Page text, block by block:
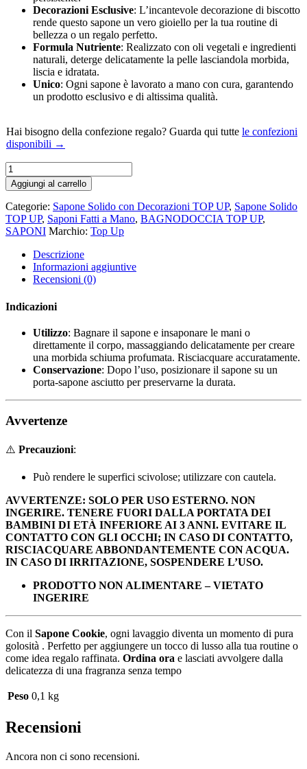
Decorazioni Esclusive: L’incantevole decorazione di biscotto
rende questo sapone un vero gioiello per la tua routine di
bellezza o un regalo perfetto.
Formula Nutriente: Realizzato con oli vegetali e ingredienti
naturali, deterge delicatamente la pelle lasciandola morbida,
liscia e idratata.
Unico: Ogni sapone è lavorato a mano con cura, garantendo
un prodotto esclusivo e di altissima qualità.
Hai bisogno della confezione regalo? Guarda qui tutte le confezioni
disponibili →
Aggiungi al carrello
Categorie: Sapone Solido con Decorazioni TOP UP, Sapone Solido
TOP UP, Saponi Fatti a Mano, BAGNODOCCIA TOP UP,
SAPONI Marchio: Top Up
Descrizione
Informazioni aggiuntive
Recensioni (0)
Indicazioni
Utilizzo: Bagnare il sapone e insaponare le mani o
direttamente il corpo, massaggiando delicatamente per creare
una morbida schiuma profumata. Risciacquare accuratamente.
Conservazione: Dopo l’uso, posizionare il sapone su un
porta-sapone asciutto per preservarne la durata.
Avvertenze
⚠️ Precauzioni:
Può rendere le superfici scivolose; utilizzare con cautela.
AVVERTENZE: SOLO PER USO ESTERNO. NON
INGERIRE. TENERE FUORI DALLA PORTATA DEI
BAMBINI DI ETÀ INFERIORE AI 3 ANNI. EVITARE IL
CONTATTO CON GLI OCCHI; IN CASO DI CONTATTO,
RISCIACQUARE ABBONDANTEMENTE CON ACQUA.
IN CASO DI IRRITAZIONE, SOSPENDERE L’USO.
PRODOTTO NON ALIMENTARE – VIETATO
INGERIRE
Con il Sapone Cookie, ogni lavaggio diventa un momento di pura
golosità . Perfetto per aggiungere un tocco di lusso alla tua routine o
come idea regalo raffinata. Ordina ora e lasciati avvolgere dalla
delicatezza di una fragranza senza tempo
Peso 0,1 kg
Recensioni
Ancora non ci sono recensioni.